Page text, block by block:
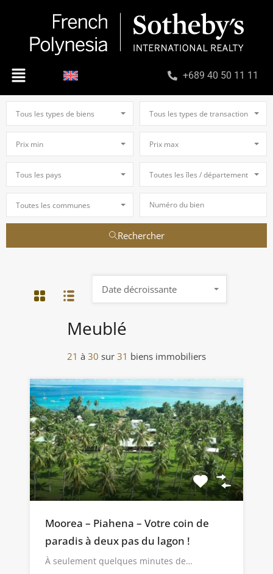
+689 40 50 11 11
Tous les types de biens Tous les types de transaction
Prix min Prix max
Tous les pays Toutes les îles / départements
Toutes les communes
Rechercher
Meublé
21 à 30 sur 31 biens immobiliers
Date décroissante
Moorea – Piahena – Votre coin de
paradis à deux pas du lagon !
À seulement quelques minutes de…